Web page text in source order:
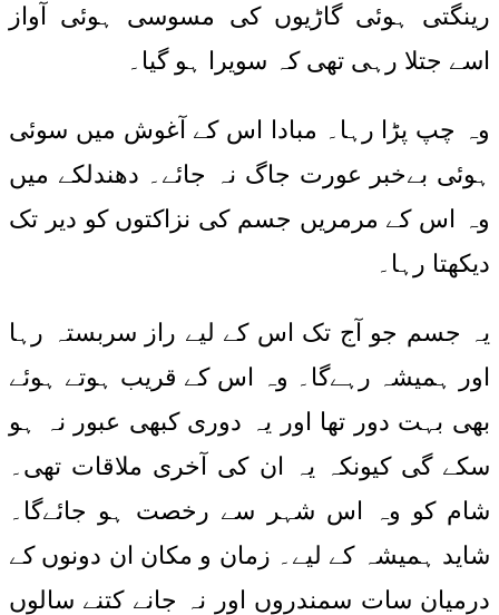
رینگتی ہوئی گاڑیوں کی مسوسی ہوئی آواز
اسے جتلا رہی تھی کہ سویرا ہو گیا۔
وہ چپ پڑا رہا۔ مبادا اس کے آغوش میں سوئی
ہوئی بےخبر عورت جاگ نہ جائے۔ دھندلکے میں
وہ اس کے مرمریں جسم کی نزاکتوں کو دیر تک
دیکھتا رہا۔
یہ جسم جو آج تک اس کے لیے راز سربستہ رہا
اور ہمیشہ رہےگا۔ وہ اس کے قریب ہوتے ہوئے
بھی بہت دور تھا اور یہ دوری کبھی عبور نہ ہو
سکے گی کیونکہ یہ ان کی آخری ملاقات تھی۔
شام کو وہ اس شہر سے رخصت ہو جائےگا۔
شاید ہمیشہ کے لیے۔ زمان و مکان ان دونوں کے
درمیان سات سمندروں اور نہ جانے کتنے سالوں